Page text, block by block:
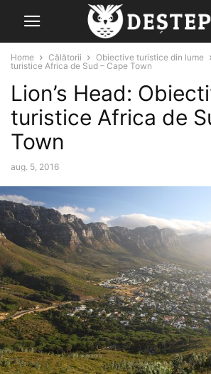
Home Călătorii Obiective turistice din lume
turistice Africa de Sud – Cape Town
Lion’s Head:
turistice Africa de
Town
aug. 5, 2016